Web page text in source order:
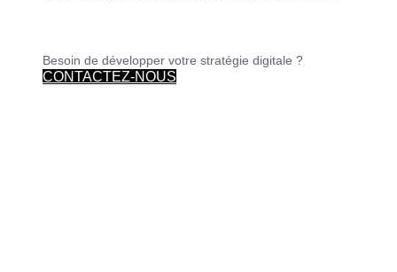
Besoin de développer votre stratégie digitale ?
CONTACTEZ-NOUS